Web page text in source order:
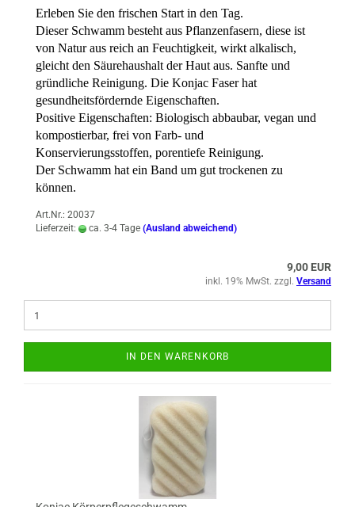
Erleben Sie den frischen Start in den Tag.
Dieser Schwamm besteht aus Pflanzenfasern, diese ist
von Natur aus reich an Feuchtigkeit, wirkt alkalisch,
gleicht den Säurehaushalt der Haut aus. Sanfte und
gründliche Reinigung. Die Konjac Faser hat
gesundheitsfördernde Eigenschaften.
Positive Eigenschaften: Biologisch abbaubar, vegan und
kompostierbar, frei von Farb- und
Konservierungsstoffen, porentiefe Reinigung.
Der Schwamm hat ein Band um gut trockenen zu
können.
Art.Nr.: 20037
Lieferzeit:
ca. 3-4 Tage (Ausland abweichend)
9,00 EUR
inkl. 19% MwSt. zzgl. Versand
IN DEN WARENKORB